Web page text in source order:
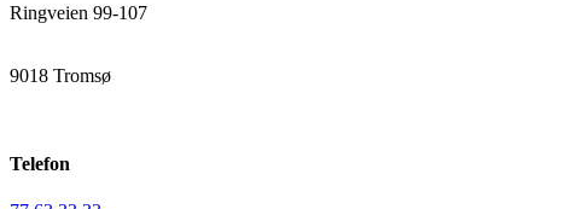
Ringveien 99-107
9018 Tromsø
Telefon